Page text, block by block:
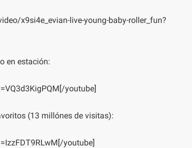
x9si4e_evian-live-young-baby-roller_fun?
en estación:
youtube]
(13 millónes de visitas):
youtube]